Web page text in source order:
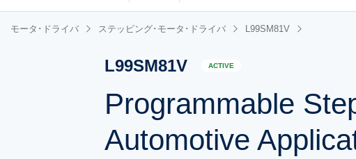
モータ･ドライバ ステッピング･モータ･ドライバ L99SM81V
L99SM81V ACTIVE
Programmable
Automotive